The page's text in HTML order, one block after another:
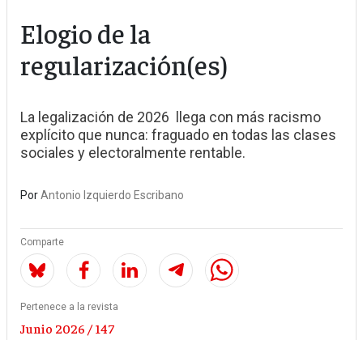
Elogio de la
regularización(es)
La legalización de 2026 llega con más racismo
explícito que nunca: fraguado en todas las clases
sociales y electoralmente rentable.
PorAntonio Izquierdo Escribano
Comparte
Pertenece a la revista
Junio 2026 / 147